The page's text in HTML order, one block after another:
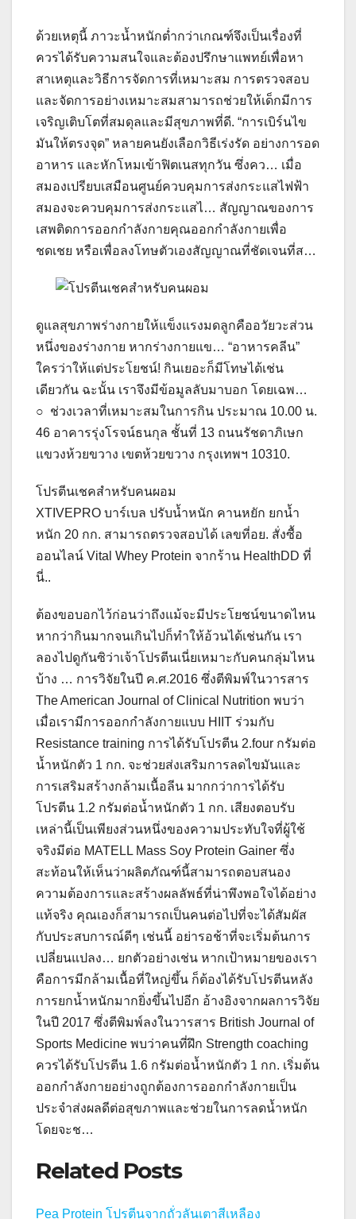
ด้วยเหตุนี้ ภาวะน้ำหนักต่ำกว่าเกณฑ์จึงเป็นเรื่องที่
ควรได้รับความสนใจและต้องปรึกษาแพทย์เพื่อหา
สาเหตุและวิธีการจัดการที่เหมาะสม การตรวจสอบ
และจัดการอย่างเหมาะสมสามารถช่วยให้เด็กมีการ
เจริญเติบโตที่สมดุลและมีสุขภาพที่ดี. “การเบิร์นไข
มันให้ตรงจุด” หลายคนยังเลือกวิธีเร่งรัด อย่างการอด
อาหาร และหักโหมเข้าฟิตเนสทุกวัน ซึ่งคว… เมื่อ
สมองเปรียบเสมือนศูนย์ควบคุมการส่งกระแสไฟฟ้า
สมองจะควบคุมการส่งกระแสไ… สัญญาณของการ
เสพติดการออกกําลังกายคุณออกกำลังกายเพื่อ
ชดเชย หรือเพื่อลงโทษตัวเองสัญญาณที่ชัดเจนที่ส…
ดูแลสุขภาพร่างกายให้แข็งแรงมดลูกคืออวัยวะส่วน
หนึ่งของร่างกาย หากร่างกายแข… “อาหารคลีน”
ใครว่าให้แต่ประโยชน์! กินเยอะก็มีโทษได้เช่น
เดียวกัน ฉะนั้น เราจึงมีข้อมูลลับมาบอก โดยเฉพ…
○ ช่วงเวลาที่เหมาะสมในการกิน ประมาณ 10.00 น.
46 อาคารรุ่งโรจน์ธนกุล ชั้นที่ 13 ถนนรัชดาภิเษก
แขวงห้วยขวาง เขตห้วยขวาง กรุงเทพฯ 10310.
โปรตีนเชคสำหรับคนผอม
XTIVEPRO บาร์เบล ปรับน้ำหนัก คานหยัก ยกน้ำ
หนัก 20 กก. สามารถตรวจสอบได้ เลขที่อย. สั่งซื้อ
ออนไลน์ Vital Whey Protein จากร้าน HealthDD ที่
นี่..
ต้องขอบอกไว้ก่อนว่าถึงแม้จะมีประโยชน์ขนาดไหน
หากว่ากินมากจนเกินไปก็ทำให้อ้วนได้เช่นกัน เรา
ลองไปดูกันซิว่าเจ้าโปรตีนเนี่ยเหมาะกับคนกลุ่มไหน
บ้าง … การวิจัยในปี ค.ศ.2016 ซึ่งตีพิมพ์ในวารสาร
The American Journal of Clinical Nutrition พบว่า
เมื่อเรามีการออกกำลังกายแบบ HIIT ร่วมกับ
Resistance training การได้รับโปรตีน 2.four กรัมต่อ
น้ำหนักตัว 1 กก. จะช่วยส่งเสริมการลดไขมันและ
การเสริมสร้างกล้ามเนื้อลีน มากกว่าการได้รับ
โปรตีน 1.2 กรัมต่อน้ำหนักตัว 1 กก. เสียงตอบรับ
เหล่านี้เป็นเพียงส่วนหนึ่งของความประทับใจที่ผู้ใช้
จริงมีต่อ MATELL Mass Soy Protein Gainer ซึ่ง
สะท้อนให้เห็นว่าผลิตภัณฑ์นี้สามารถตอบสนอง
ความต้องการและสร้างผลลัพธ์ที่น่าพึงพอใจได้อย่าง
แท้จริง คุณเองก็สามารถเป็นคนต่อไปที่จะได้สัมผัส
กับประสบการณ์ดีๆ เช่นนี้ อย่ารอช้าที่จะเริ่มต้นการ
เปลี่ยนแปลง… ยกตัวอย่างเช่น หากเป้าหมายของเรา
คือการมีกล้ามเนื้อที่ใหญ่ขึ้น ก็ต้องได้รับโปรตีนหลัง
การยกน้ำหนักมากยิ่งขึ้นไปอีก อ้างอิงจากผลการวิจัย
ในปี 2017 ซึ่งตีพิมพ์ลงในวารสาร British Journal of
Sports Medicine พบว่าคนที่ฝึก Strength coaching
ควรได้รับโปรตีน 1.6 กรัมต่อน้ำหนักตัว 1 กก. เริ่มต้น
ออกกำลังกายอย่างถูกต้องการออกกำลังกายเป็น
ประจำส่งผลดีต่อสุขภาพและช่วยในการลดน้ำหนัก
โดยจะช…
Related Posts
Pea Protein โปรตีนจากถั่วลันเตาสีเหลือง